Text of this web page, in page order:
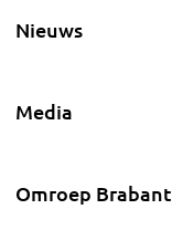
Nieuws
Media
Omroep Brabant